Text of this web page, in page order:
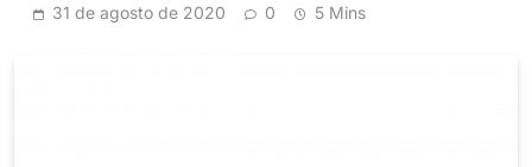
31 de agosto de 2020 0 5 Mins